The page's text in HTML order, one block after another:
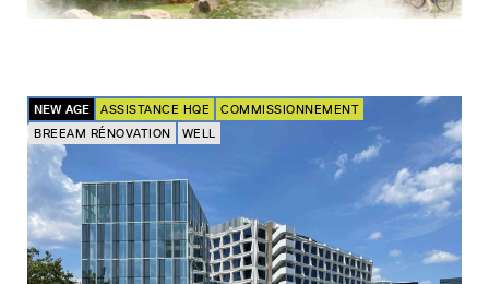
NEW AGE ASSISTANCE HQE
COMMISSIONNEMENT
BREEAM RÉNOVATION
WELL